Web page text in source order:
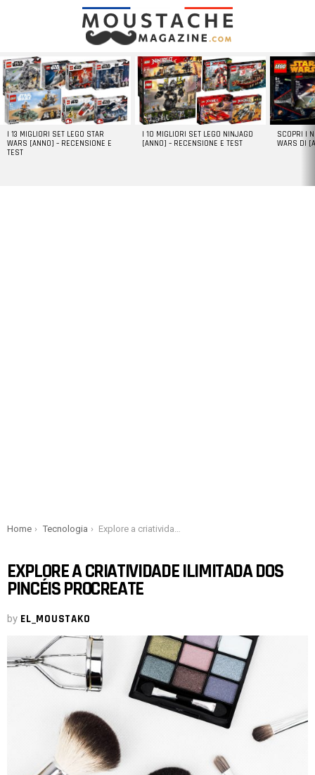
LATEST
STORIES
I 13 MIGLIORI SET LEGO STAR
WARS [ANNO] – RECENSIONE E
TEST
I 10 MIGLIORI SET LEGO NINJAGO
[ANNO] – RECENSIONE E TEST
SCOPRI I
WARS DI
You are here:
Home Tecnologia Explore a criatividade ilimitada dos pincéis Procreate
EXPLORE A CRIATIVIDADE ILIMITADA DOS
PINCÉIS PROCREATE
by EL_MOUSTAKO